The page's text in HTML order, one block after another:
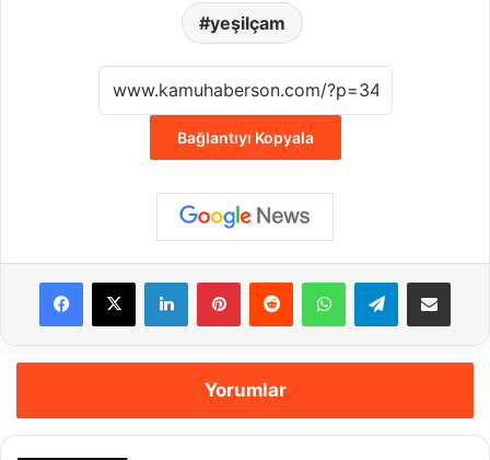
yeşilçam
Bağlantıyı Kopyala
Facebook
X LinkedInPinterestReddit WhatsAppTelegramE-Posta ile
Yorumlar